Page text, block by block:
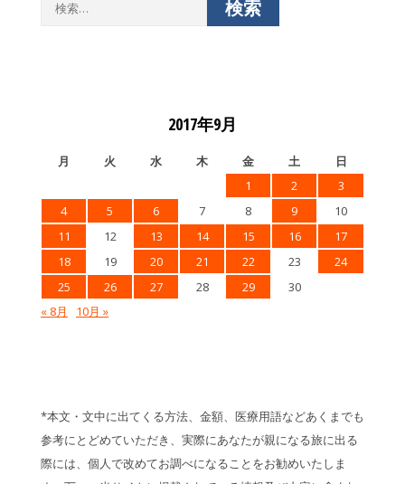
2017年9月
月 火 水 木 金 土
日
1
2
3
4
5 6 7 8 9
10
11
12 13 14 15 16
17
18
19 20 21 22 23
24
25
26 27 28 29
30
« 8月
10月 »
*本文・文中に出てくる方法、金額、医療用語などあくまでも
参考にとどめていただき、実際にあなたが親になる旅に出る
際には、個人で改めてお調べになることをお勧めいたしま